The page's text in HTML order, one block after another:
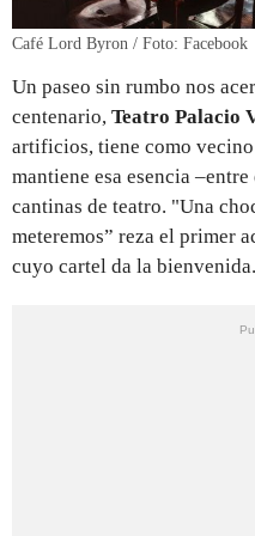
Café Lord Byron / Foto: Facebook
Un paseo sin rumbo nos
centenario, Teatro Palacio
artificios, tiene como
mantiene esa esencia
cantinas de teatro. "Una
meteremos” reza el primer
cuyo cartel da la bienvenida.